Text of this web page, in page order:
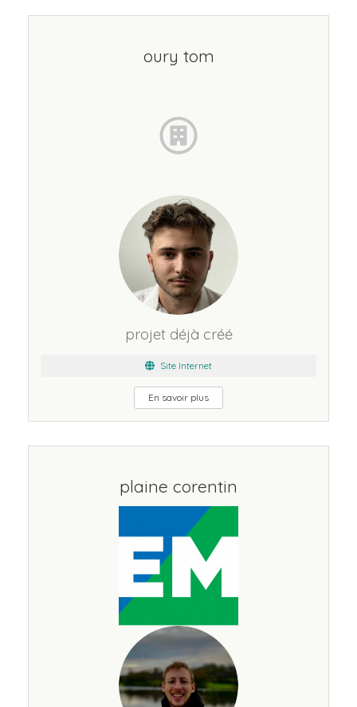
oury tom
projet déjà créé
Site Internet
En savoir plus
plaine corentin